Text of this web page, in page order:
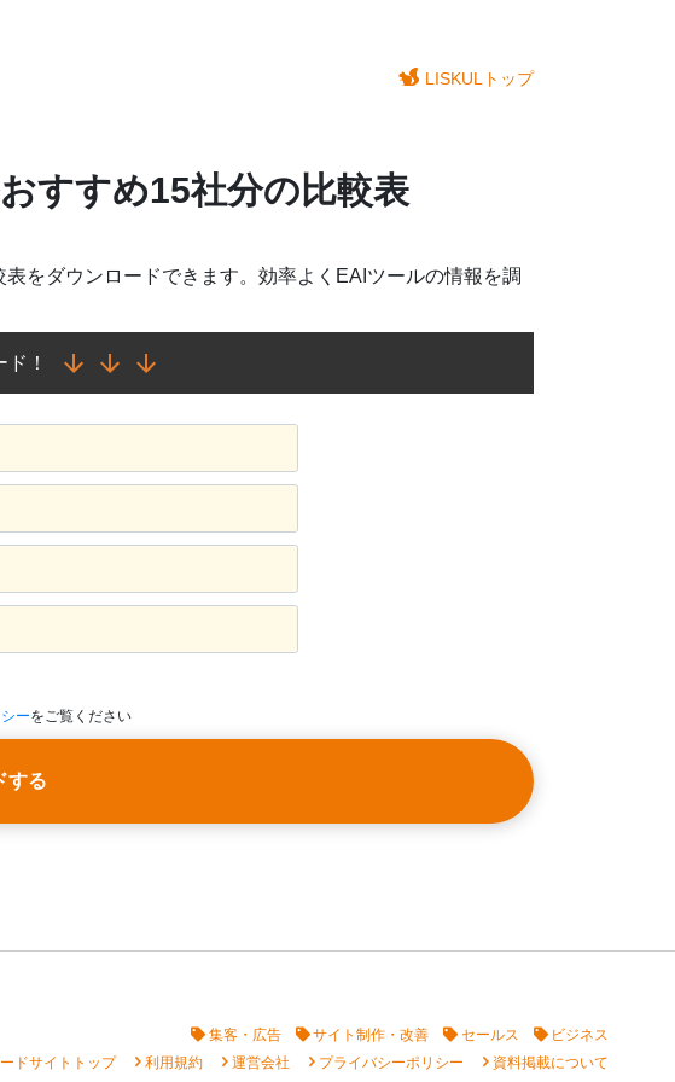
LISKULトップ
すすめ15社分の比較表
をダウンロードできます。効率よくEAIツールの情報を調
！
ーをご覧ください
する
集客・広告 サイト制作・改善 セールス ビジネス
ドサイトトップ chevron_right利用規約 chevron_right運営会社 chevron_rightプライバシーポリシー chevron_right資料掲載について